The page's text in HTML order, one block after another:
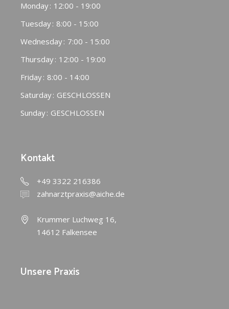
Monday 12:00 - 19:00
Tuesday 8:00 - 15:00
Wednesday 7:00 - 15:00
Thursday 12:00 - 19:00
Friday 8:00 - 14:00
Saturday GESCHLOSSEN
Sunday GESCHLOSSEN
Kontakt
+49 3322 216386
zahnarztpraxis@aiche.de
Krummer Luchweg 16,
14612 Falkensee
Unsere Praxis